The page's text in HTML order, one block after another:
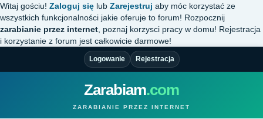
Witaj gościu! Zaloguj się lub Zarejestruj aby móc korzystać ze
wszystkich funkcjonalności jakie oferuje to forum! Rozpocznij
zarabianie przez internet , poznaj korzysci pracy w domu! Rejestracja
i korzystanie z forum jest całkowicie darmowe!
Logowanie Rejestracja
Zarabiam.com
ZARABIANIE PRZEZ INTERNET